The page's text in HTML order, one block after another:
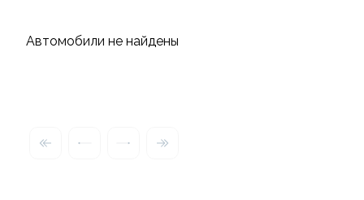
Автомобили не найдены